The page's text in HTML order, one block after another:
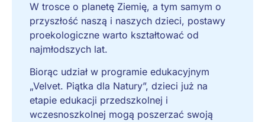
W trosce o planetę Ziemię, a tym samym o
przyszłość naszą i naszych dzieci, postawy
proekologiczne warto kształtować od
najmłodszych lat.
Biorąc udział w programie edukacyjnym
„Velvet. Piątka dla Natury”, dzieci już na
etapie edukacji przedszkolnej i
wczesnoszkolnej mogą poszerzać swoją